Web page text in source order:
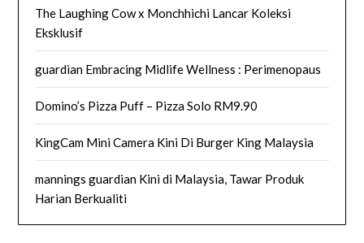
The Laughing Cow x Monchhichi Lancar Koleksi
Eksklusif
guardian Embracing Midlife Wellness : Perimenopaus
Domino’s Pizza Puff – Pizza Solo RM9.90
KingCam Mini Camera Kini Di Burger King Malaysia
mannings guardian Kini di Malaysia, Tawar Produk
Harian Berkualiti